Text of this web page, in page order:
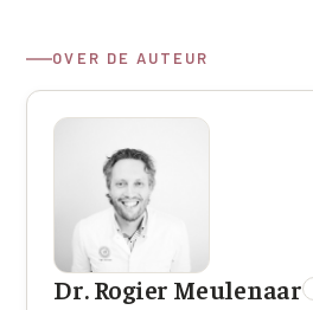
OVER DE AUTEUR
Dr. Rogier Meulenaar